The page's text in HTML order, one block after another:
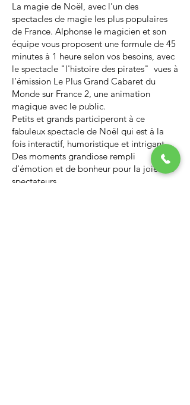
La magie de Noël, avec l'un des
spectacles de magie les plus populaires
de France. Alphonse le magicien et son
équipe vous proposent une formule de 45
minutes à 1 heure selon vos besoins, avec
le spectacle "l'histoire des pirates" vues à
l’émission Le Plus Grand Cabaret du
Monde sur France 2, une animation
magique avec le public.
Petits et grands participeront à ce
fabuleux spectacle de Noël qui est à la
fois interactif, humoristique et intrigant.
Des moments grandiose rempli
d'émotion et de bonheur pour la joie des
spectateurs.